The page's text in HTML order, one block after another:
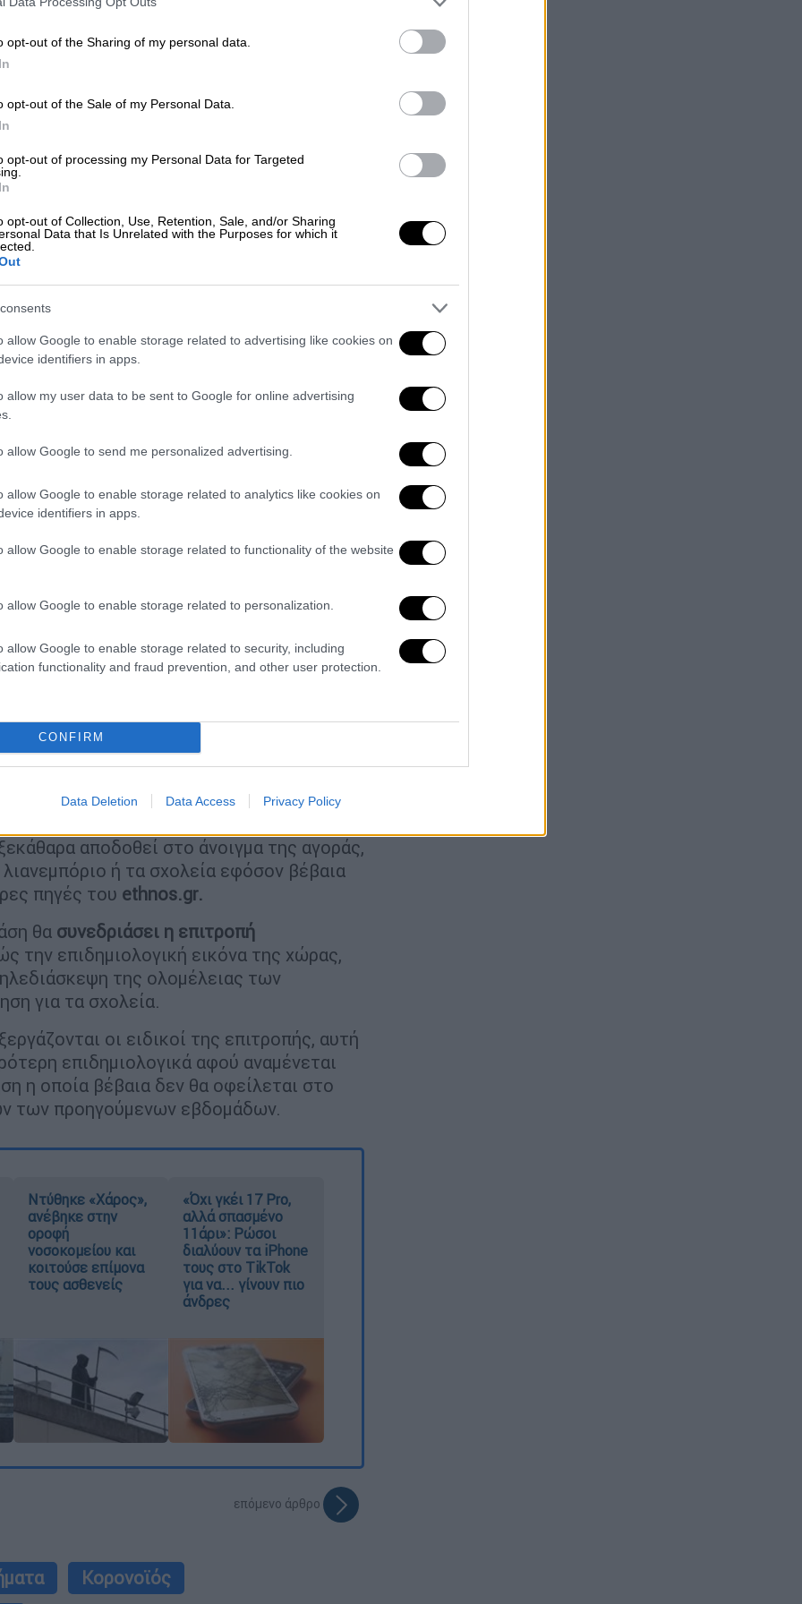
opt-out of the Sharing of my personal data.
opt-out of the Sale of my Personal Data.
opt-out of processing my Personal Data for Targeted
opt-out of Collection, Use, Retention, Sale, and/or Sharing
Data that Is Unrelated with the Purposes for which it
allow Google to enable storage related to advertising like cookies on
identifiers in apps.
allow my user data to be sent to Google for online advertising
allow Google to send me personalized advertising.
allow Google to enable storage related to analytics like cookies on
identifiers in apps.
allow Google to enable storage related to functionality of the website
allow Google to enable storage related to personalization.
allow Google to enable storage related to security, including
functionality and fraud prevention, and other user protection.
CONFIRM
Data Deletion Data Access Privacy Policy
που διατυπώθηκαν από τον υπουργό
συνήθη ψυχραιμία του, έπεισαν πολλά
καλά γνωρίζοντες στο
με έγκυρες πληροφορίες τουethnos.gr-
ήταν αποφασισμένη να πει «όχι» σε
της ανησυχίας για αύξηση
αντιρρήσεις των συγκεκριμένων
αλλά και την παρέμβαση του
εικόνα του λιανεμπορίου.
σήμερα πρώτη ημέρα επαναλειτουργίας
εκτιμούν ότι τις επόμενες
αύξηση του επιδημιολογικού φορτίου
λένε πηγές τουethnos.gr,που θεωρούν
συγκεντρώσεων που είχαν γίνει
υψηλό το επιδημιολογικό
στους τόπους κατοικίας.
οι δυσοίωνες αυτές προβλέψεις
το πράσινο φως γιαμετακινήσεις
στη περίπτωση αυτή μόνο όταν ανοίξει
ως προϋπόθεση ορισμένοι ειδικοί της
αυξηθεί περαιτέρω ο αριθμός των
αποδοθεί στο άνοιγμα της αγοράς,
ή τα σχολεία εφόσον βέβαια
πηγές του ethnos.gr.
θα συνεδριάσει η επιτροπή
την επιδημιολογική εικόνα της χώρας,
της ολομέλειας των
για τα σχολεία.
οι ειδικοί της επιτροπής, αυτή
επιδημιολογικά αφού αναμένεται
η οποία βέβαια δεν θα οφείλεται στο
των προηγούμενων εβδομάδων.
Ντύθηκε «Χάρος»,
ανέβηκε στην
οροφή
νοσοκομείου και
κοιτούσε επίμονα
τους ασθενείς
«Όχι γκέι 17 Pro,
αλλά σπασμένο
11άρι»: Ρώσοι
διαλύουν τα iPhone
τους στο TikTok
για να... γίνουν πιο
άνδρες
επόμενο άρθρο
Κορονοϊός